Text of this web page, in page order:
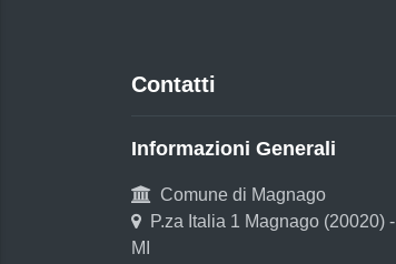
Contatti
Informazioni Generali
Comune di Magnago
P.za Italia 1 Magnago (20020) -
MI